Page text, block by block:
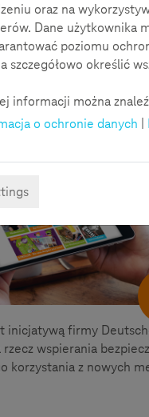
Przegląd
inicjatywą firmy
rzecz wspierania
korzystania z nowych
oraz na
Dane użytkownika
poziomu
szczegółowo określić
informacji można
o ochronie danych